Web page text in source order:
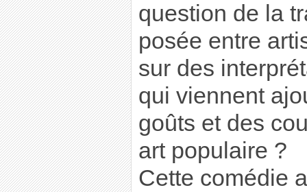
question de la
posée entre
sur des
qui viennent
goûts et des
art populaire ?
Cette comédie